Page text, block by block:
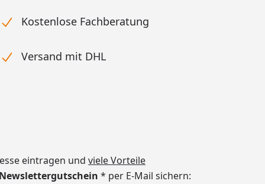
Kostenlose Fachberatung
Versand mit DHL
eintragen und viele Vorteile
* per E-Mail sichern: